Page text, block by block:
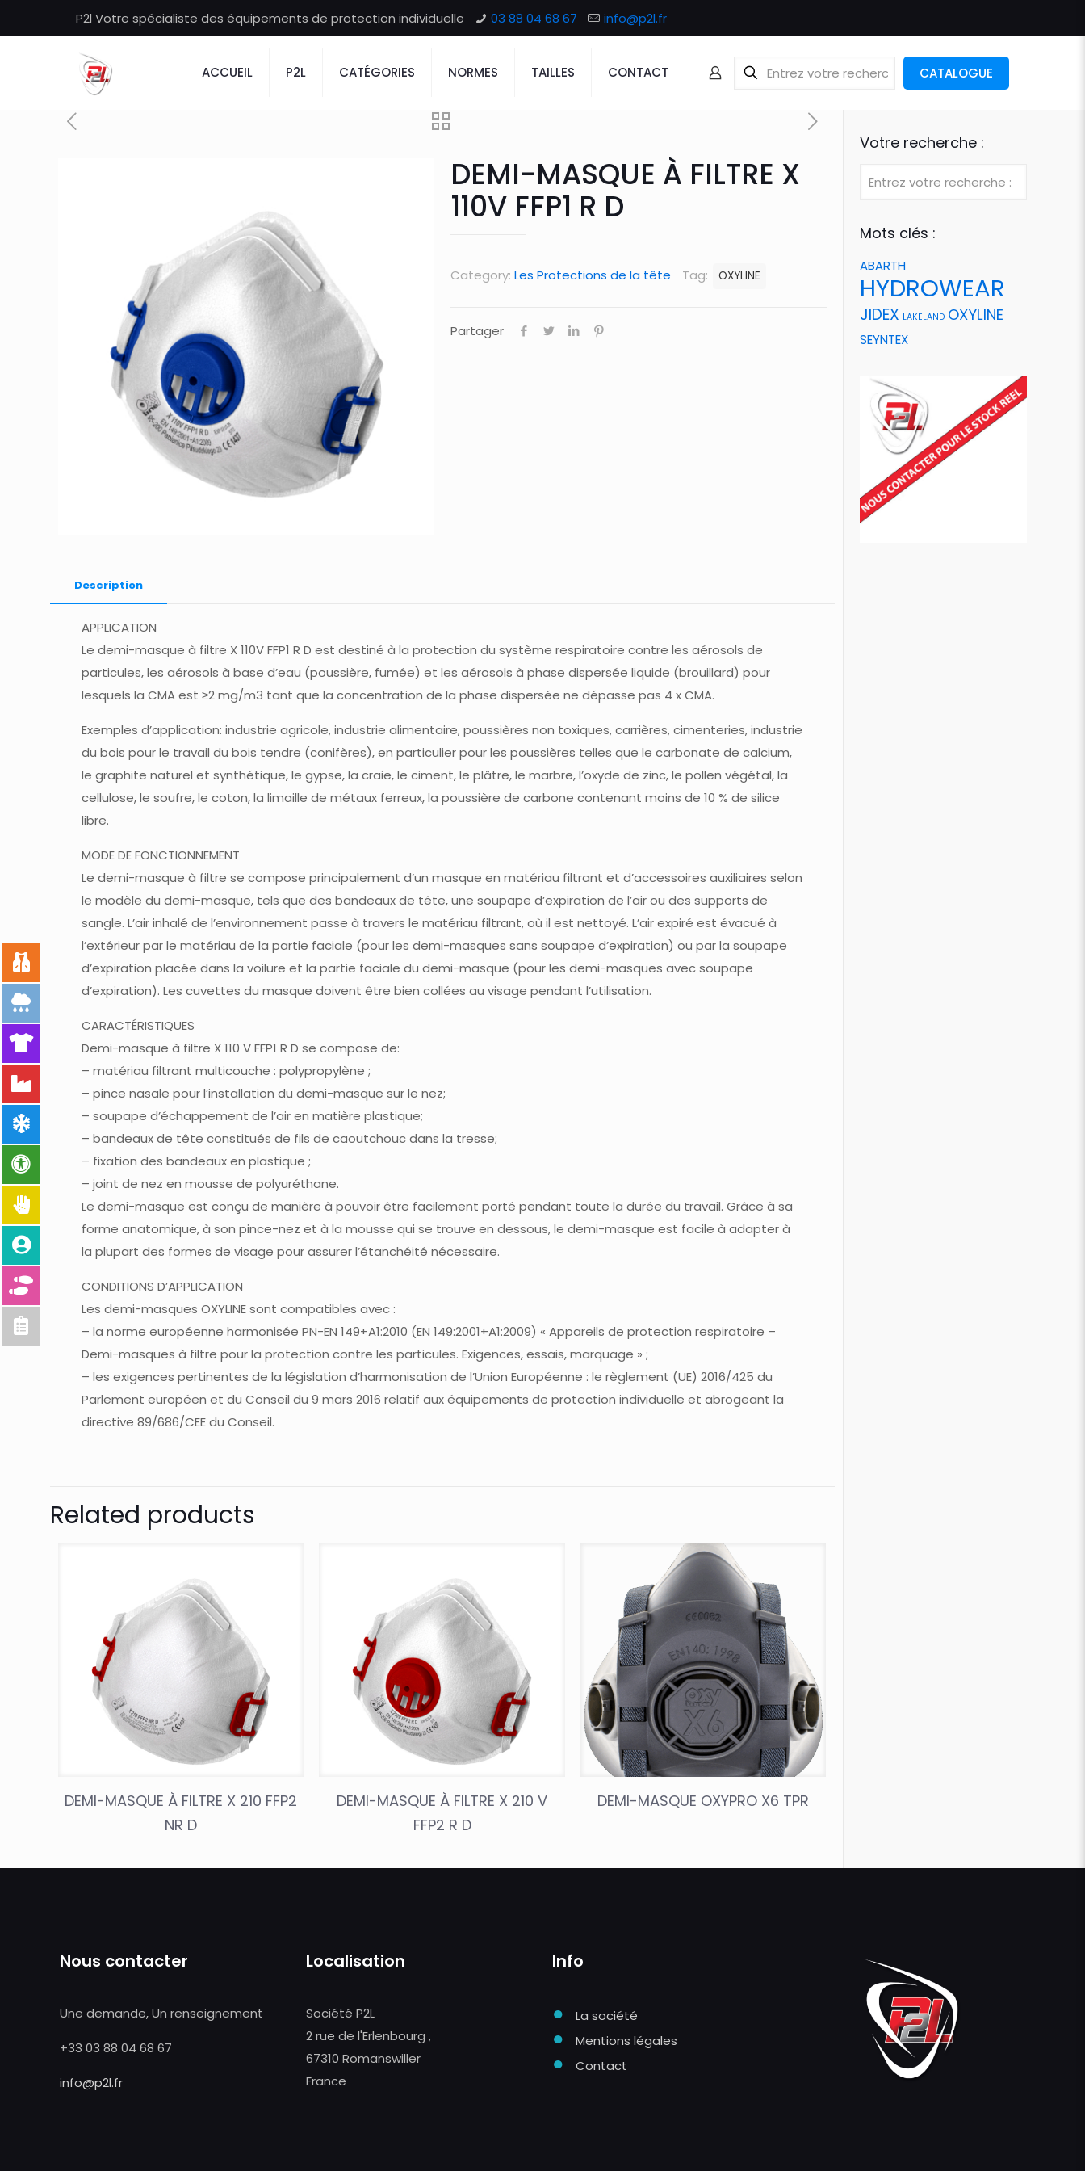
P2l Votre spécialiste des équipements de protection individuelle 03 88 04 68 67 info@p2l.fr
ACCUEIL P2L CATÉGORIES NORMES TAILLES CONTACT CATALOGUE
DEMI-MASQUE À FILTRE X
110V FFP1 R D
Category: Les Protections de la tête Tag: OXYLINE
Partager
Description
APPLICATION
Le demi-masque à filtre X 110V FFP1 R D est destiné à la protection du système respiratoire contre les aérosols de
particules, les aérosols à base d’eau (poussière, fumée) et les aérosols à phase dispersée liquide (brouillard) pour
lesquels la CMA est ≥2 mg/m3 tant que la concentration de la phase dispersée ne dépasse pas 4 x CMA.
Exemples d’application: industrie agricole, industrie alimentaire, poussières non toxiques, carrières, cimenteries, industrie
du bois pour le travail du bois tendre (conifères), en particulier pour les poussières telles que le carbonate de calcium,
le graphite naturel et synthétique, le gypse, la craie, le ciment, le plâtre, le marbre, l’oxyde de zinc, le pollen végétal, la
cellulose, le soufre, le coton, la limaille de métaux ferreux, la poussière de carbone contenant moins de 10 % de silice
libre.
MODE DE FONCTIONNEMENT
Le demi-masque à filtre se compose principalement d’un masque en matériau filtrant et d’accessoires auxiliaires selon
le modèle du demi-masque, tels que des bandeaux de tête, une soupape d’expiration de l’air ou des supports de
sangle. L’air inhalé de l’environnement passe à travers le matériau filtrant, où il est nettoyé. L’air expiré est évacué à
l’extérieur par le matériau de la partie faciale (pour les demi-masques sans soupape d’expiration) ou par la soupape
d’expiration placée dans la voilure et la partie faciale du demi-masque (pour les demi-masques avec soupape
d’expiration). Les cuvettes du masque doivent être bien collées au visage pendant l’utilisation.
CARACTÉRISTIQUES
Demi-masque à filtre X 110 V FFP1 R D se compose de:
– matériau filtrant multicouche : polypropylène ;
– pince nasale pour l’installation du demi-masque sur le nez;
– soupape d’échappement de l’air en matière plastique;
– bandeaux de tête constitués de fils de caoutchouc dans la tresse;
– fixation des bandeaux en plastique ;
– joint de nez en mousse de polyuréthane.
Le demi-masque est conçu de manière à pouvoir être facilement porté pendant toute la durée du travail. Grâce à sa
forme anatomique, à son pince-nez et à la mousse qui se trouve en dessous, le demi-masque est facile à adapter à
la plupart des formes de visage pour assurer l’étanchéité nécessaire.
CONDITIONS D’APPLICATION
Les demi-masques OXYLINE sont compatibles avec :
– la norme européenne harmonisée PN-EN 149+A1:2010 (EN 149:2001+A1:2009) « Appareils de protection respiratoire –
Demi-masques à filtre pour la protection contre les particules. Exigences, essais, marquage » ;
– les exigences pertinentes de la législation d’harmonisation de l’Union Européenne : le règlement (UE) 2016/425 du
Parlement européen et du Conseil du 9 mars 2016 relatif aux équipements de protection individuelle et abrogeant la
directive 89/686/CEE du Conseil.
Related products
DEMI-MASQUE À FILTRE X 210 FFP2
NR D
DEMI-MASQUE À FILTRE X 210 V
FFP2 R D
DEMI-MASQUE OXYPRO X6 TPR
Votre recherche :
Mots clés :
ABARTH
HYDROWEAR
JIDEX LAKELAND OXYLINE
SEYNTEX
Nous contacter
Une demande, Un renseignement
+33 03 88 04 68 67
info@p2l.fr
Localisation
Société P2L
2 rue de l'Erlenbourg ,
67310 Romanswiller
France
Info
● La société
● Mentions légales
● Contact